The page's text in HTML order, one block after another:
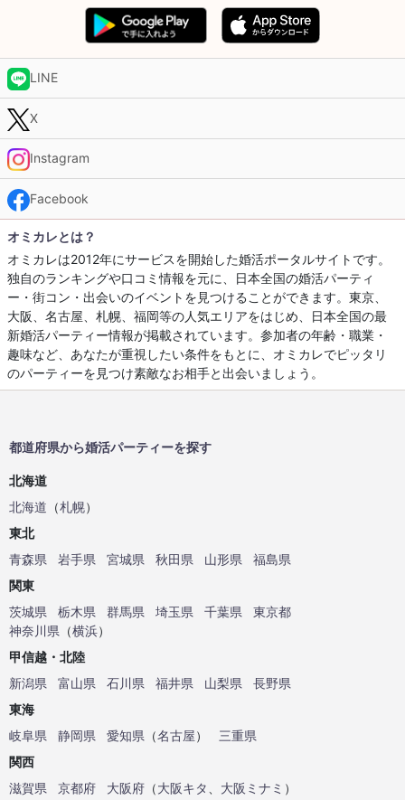
LINE
X
Instagram
Facebook
オミカレとは？
オミカレは2012年にサービスを開始した婚活ポータルサイトです。
独自のランキングや口コミ情報を元に、日本全国の婚活パーティ
ー・街コン・出会いのイベントを見つけることができます。東京、
大阪、名古屋、札幌、福岡等の人気エリアをはじめ、日本全国の最
新婚活パーティー情報が掲載されています。参加者の年齢・職業・
趣味など、あなたが重視したい条件をもとに、オミカレでピッタリ
のパーティーを見つけ素敵なお相手と出会いましょう。
都道府県から婚活パーティーを探す
北海道
北海道 （札幌）
東北
青森県
岩手県 宮城県 秋田県 山形県
福島県
関東
茨城県
栃木県 群馬県 埼玉県 千葉県
東京都
神奈川県 （横浜）
甲信越・北陸
新潟県
富山県 石川県 福井県 山梨県
長野県
東海
岐阜県
静岡県 愛知県 （名古屋）
三重県
関西
滋賀県
京都府 大阪府 （大阪キタ 大阪ミナミ ）